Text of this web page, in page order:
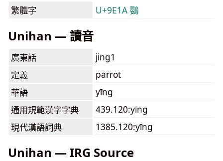
繁體字 U+9E1A 鸚
Unihan — 讀音
廣東話
jing1
定義
parrot
華語
yīng
通用規範漢字字典
439.120:yīng
現代漢語詞典
1385.120:yīng
Unihan — IRG Source